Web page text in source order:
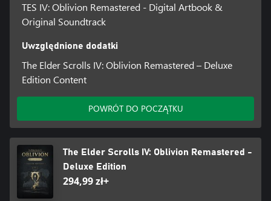
TES IV: Oblivion Remastered - Digital Artbook &
Original Soundtrack
Uwzględnione dodatki
The Elder Scrolls IV: Oblivion Remastered – Deluxe
Edition Content
POWRÓT DO POCZĄTKU
The Elder Scrolls IV: Oblivion Remastered -
Deluxe Edition
294,99 zł+